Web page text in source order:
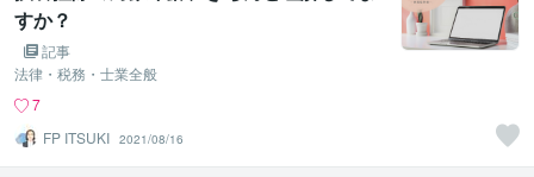
すか？
記事
法律・税務・士業全般
7
FP ITSUKI 2021/08/16